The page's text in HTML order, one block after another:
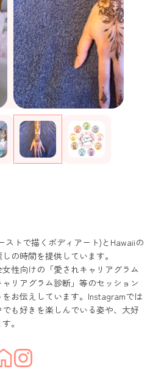
ストで描くボディアート)とHawaiiの
の時間を提供しています。
性向けの「愛されキャリアグラム
リアグラム診断」等のセッション
お伝えしています。Instagramでは
も好きを楽しんでいる姿や、大好
。